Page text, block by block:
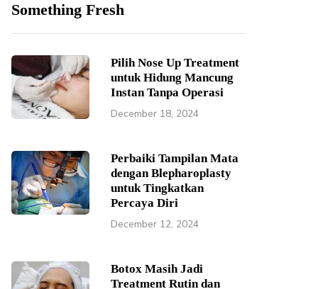
Something Fresh
Pilih Nose Up Treatment
untuk Hidung Mancung
Instan Tanpa Operasi
December 18, 2024
Perbaiki Tampilan Mata
dengan Blepharoplasty
untuk Tingkatkan
Percaya Diri
December 12, 2024
Botox Masih Jadi
Treatment Rutin dan